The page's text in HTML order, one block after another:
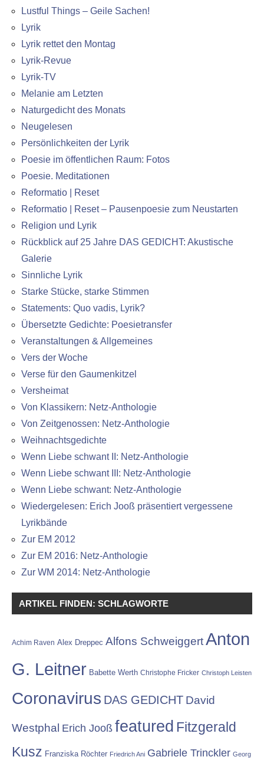
Lustful Things – Geile Sachen!
Lyrik
Lyrik rettet den Montag
Lyrik-Revue
Lyrik-TV
Melanie am Letzten
Naturgedicht des Monats
Neugelesen
Persönlichkeiten der Lyrik
Poesie im öffentlichen Raum: Fotos
Poesie. Meditationen
Reformatio | Reset
Reformatio | Reset – Pausenpoesie zum Neustarten
Religion und Lyrik
Rückblick auf 25 Jahre DAS GEDICHT: Akustische
Galerie
Sinnliche Lyrik
Starke Stücke, starke Stimmen
Statements: Quo vadis, Lyrik?
Übersetzte Gedichte: Poesietransfer
Veranstaltungen & Allgemeines
Vers der Woche
Verse für den Gaumenkitzel
Versheimat
Von Klassikern: Netz-Anthologie
Von Zeitgenossen: Netz-Anthologie
Weihnachtsgedichte
Wenn Liebe schwant II: Netz-Anthologie
Wenn Liebe schwant III: Netz-Anthologie
Wenn Liebe schwant: Netz-Anthologie
Wiedergelesen: Erich Jooß präsentiert vergessene
Lyrikbände
Zur EM 2012
Zur EM 2016: Netz-Anthologie
Zur WM 2014: Netz-Anthologie
ARTIKEL FINDEN: SCHLAGWORTE
Achim Raven Alex Dreppec Alfons SchweiggertAnton
G. Leitner Babette Werth Christophe Fricker Christoph Leisten
Coronavirus DAS GEDICHT David
Westphal Erich Jooß featured Fitzgerald
Kusz Franziska Röchter Friedrich Ani Gabriele Trinckler Georg